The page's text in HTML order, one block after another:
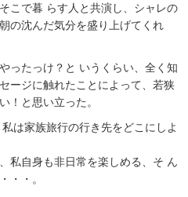
こで暮 らす人と共演し、シャレの
の沈んだ気分を盛り上げてくれ
ったっけ？と いうくらい、全く知
ージに触れたことによって、若狭
！と思い立った。
は家族旅行の行き先をどこにしよ
私自身も非日常を楽しめる、そ ん
・・。